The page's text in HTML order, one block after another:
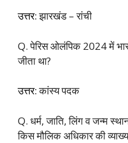
उत्तर:झारखंड – रांची
Q. पेरिस ओलंपिक 2024 में
जीता था?
उत्तर:कांस्य पदक
Q. धर्म, जाति, लिंग व जन्म
किस मौलिक अधिकार की